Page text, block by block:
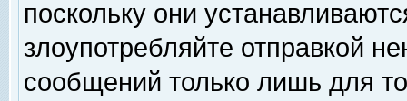
поскольку они
злоупотребляйте отправкой
сообщений только лишь для